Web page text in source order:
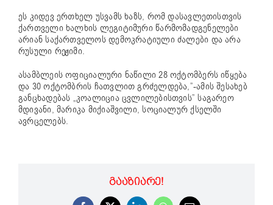
ეს კიდევ ერთხელ უსვამს ხაზს, რომ დასავლეთისთვის
ქართველი ხალხის ლეგიტიმური წარმომადგენელები
არიან საქართველოს დემოკრატიული ძალები და არა
რუსული რეჟიმი.
ასამბლეის ოფიციალური ნაწილი 28 ოქტომბერს იწყება
და 30 ოქტომბრის ჩათვლით გრძელდება,”-ამის შესახებ
განცხადებას „კოალიცია ცვლილებისთვის” საგარეო
მდივანი, მარიკა მიქიაშვილი, სოციალურ ქსელში
ავრცელებს.
ᲒᲐᲐᲖᲘᲐᲠᲔ!